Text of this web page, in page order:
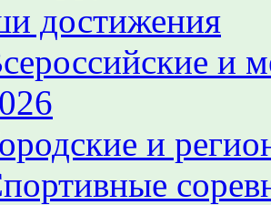
достижения
и
и